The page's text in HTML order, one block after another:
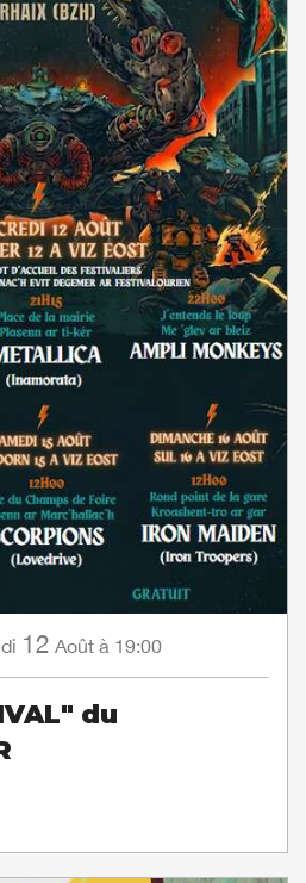
12 Août à 19:00
du